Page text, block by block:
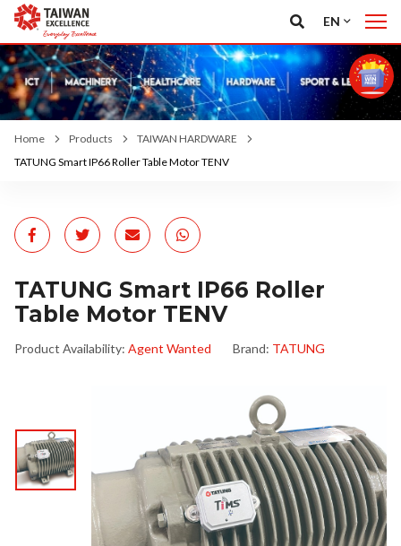
EN
Home Products
TAIWAN HARDWARE
TATUNG Smart IP66 Roller Table Motor TENV
TATUNG Smart IP66 Roller
Table Motor TENV
Product Availability: Agent Wanted Brand: TATUNG